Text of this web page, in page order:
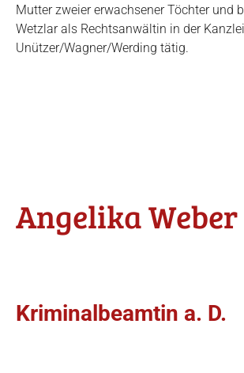
Mutter zweier erwachsener Töchter und
Wetzlar als Rechtsanwältin in der Kanzlei
Unützer/Wagner/Werding tätig.
Angelika Weber
Kriminalbeamtin a. D.